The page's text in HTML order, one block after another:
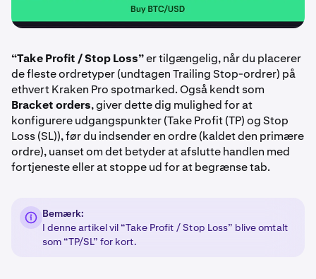
“Take Profit / Stop Loss”er tilgængelig, når du placerer
de fleste ordretyper (undtagen Trailing Stop-ordrer) på
ethvert Kraken Pro spotmarked. Også kendt som
Bracket orders, giver dette dig mulighed for at
konfigurere udgangspunkter (Take Profit (TP) og Stop
Loss (SL)), før du indsender en ordre (kaldet den primære
ordre), uanset om det betyder at afslutte handlen med
fortjeneste eller at stoppe ud for at begrænse tab.
Bemærk:
I denne artikel vil “Take Profit / Stop Loss” blive omtalt
som “TP/SL” for kort.